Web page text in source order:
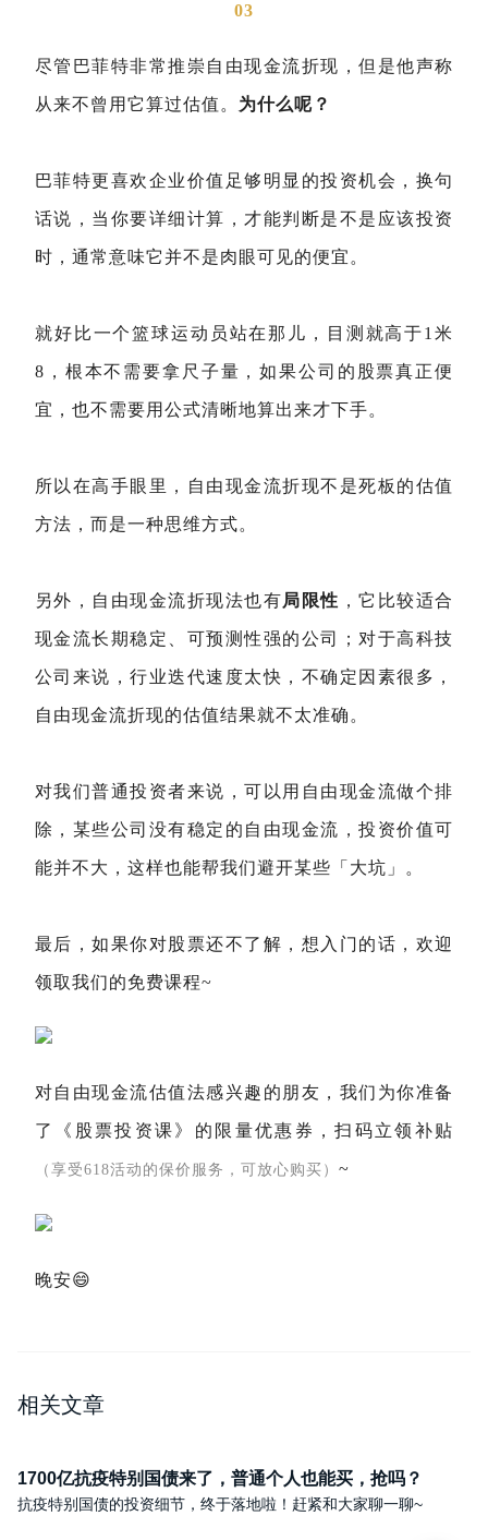
03
尽管巴菲特非常推崇自由现金流折现，但是他声称
从来不曾用它算过估值。 为什么呢？
巴菲特更喜欢企业价值足够明显的投资机会，换句
话说，当你要详细计算，才能判断是不是应该投资
时，通常意味它并不是肉眼可见的便宜。
就好比一个篮球运动员站在那儿，目测就高于1米
8，根本不需要拿尺子量，如果公司的股票真正便
宜，也不需要用公式清晰地算出来才下手。
所以在高手眼里，自由现金流折现不是死板的估值
方法，而是一种思维方式。
另外，自由现金流折现法也有局限性 ，它比较适合
现金流长期稳定、可预测性强的公司；对于高科技
公司来说，行业迭代速度太快，不确定因素很多，
自由现金流折现的估值结果就不太准确。
对我们普通投资者来说，可以用自由现金流做个排
除，某些公司没有稳定的自由现金流，投资价值可
能并不大，这样也能帮我们避开某些「大坑」。
最后，如果你对股票还不了解，想入门的话，欢迎
领取我们的免费课程~
对自由现金流估值法感兴趣的朋友，我们为你准备
了《股票投资课》的限量优惠券，扫码立领补贴
（享受618活动的保价服务，可放心购买） ~
晚安😄
相关文章
1700亿抗疫特别国债来了，普通个人也能买，抢吗？
抗疫特别国债的投资细节，终于落地啦！赶紧和大家聊一聊~